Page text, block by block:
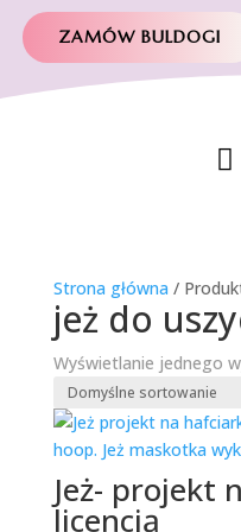
ZAMÓW BULDOGI
Strona główna /
jeż do
Wyświetlanie jednego
Jeż- projekt
licencją